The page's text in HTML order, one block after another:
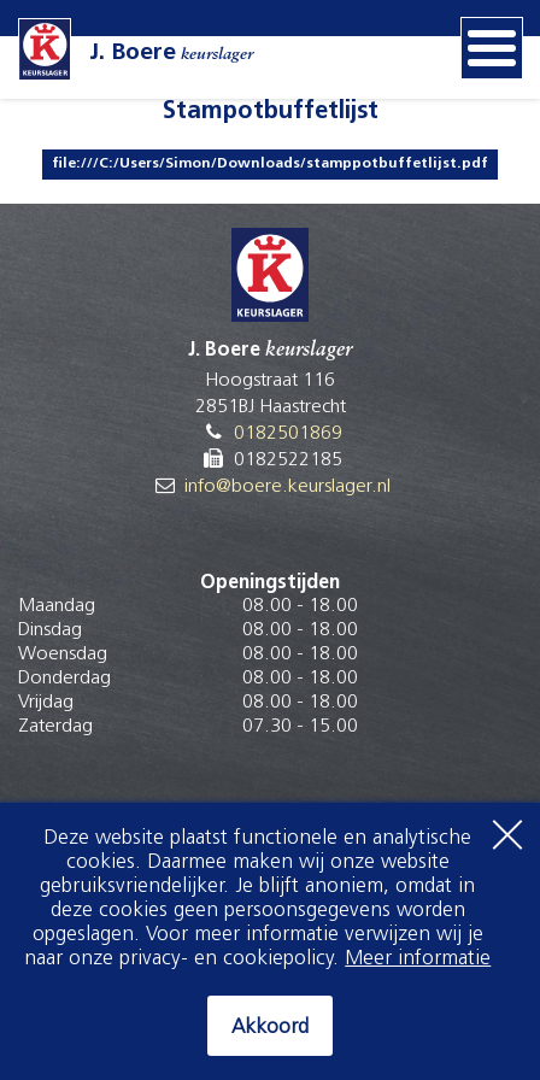
J. Boerekeurslager
Stampotbuffetlijst
file:///C:/Users/Simon/Downloads/stamppotbuffetlijst.pdf
J. Boere keurslager
Hoogstraat 116
2851BJ Haastrecht
0182501869
0182522185
info@boere.keurslager.nl
Openingstijden
Maandag
08.00 - 18.00
Dinsdag
08.00 - 18.00
Woensdag
08.00 - 18.00
Donderdag
08.00 - 18.00
Vrijdag
08.00 - 18.00
Zaterdag
07.30 - 15.00
Deze website plaatst functionele en analytische
cookies. Daarmee maken wij onze website
gebruiksvriendelijker. Je blijft anoniem, omdat in
deze cookies geen persoonsgegevens worden
opgeslagen. Voor meer informatie verwijzen wij je
naar onze privacy- en cookiepolicy. Meer informatie
Akkoord